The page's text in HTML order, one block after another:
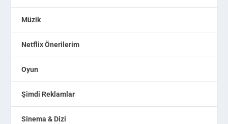
Müzik
Netflix Önerilerim
Oyun
Şimdi Reklamlar
Sinema & Dizi